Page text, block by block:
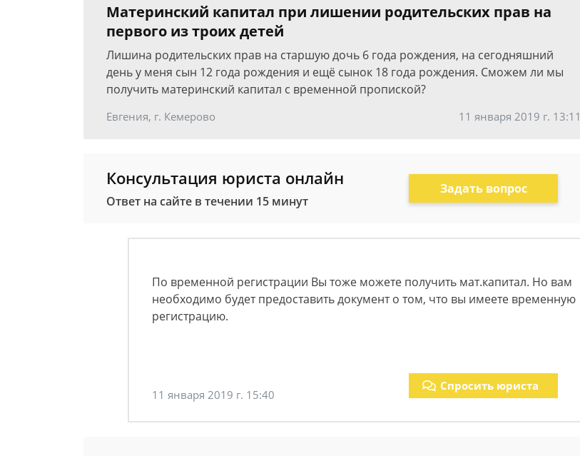
Материнский капитал при лишении родительских прав на
первого из троих детей
Лишина родительских прав на старшую дочь 6 года рождения, на сегодняшний
день у меня сын 12 года рождения и ещё сынок 18 года рождения. Сможем ли мы
получить материнский капитал с временной пропиской?
Евгения, г. Кемерово 11 января 2019 г. 13:11
Консультация юриста онлайн
Ответ на сайте в течении 15 минут
Задать вопрос
По временной регистрации Вы тоже можете получить мат.капитал. Но вам
необходимо будет предоставить документ о том, что вы имеете временную
регистрацию.
11 января 2019 г. 15:40
Спросить юриста